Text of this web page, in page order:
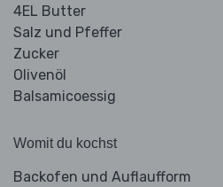
4EL Butter
Salz und Pfeffer
Zucker
Olivenöl
Balsamicoessig
Womit du kochst
Backofen und Auflaufform